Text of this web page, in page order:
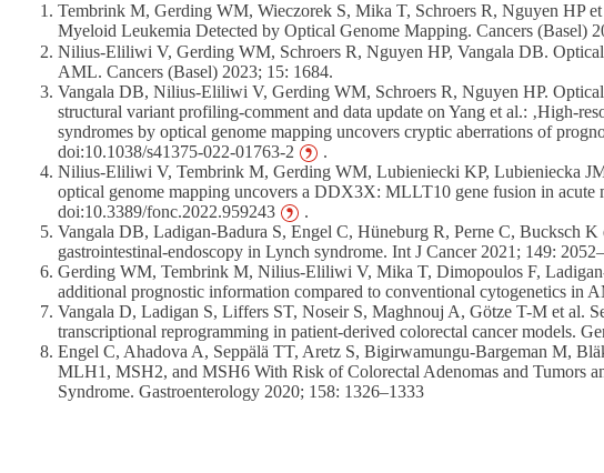
Tembrink M, Gerding WM, Wieczorek S, Mika T, Schroers R, Nguyen HP
Myeloid Leukemia Detected by Optical Genome Mapping. Cancers (Basel)
Nilius-Eliliwi V, Gerding WM, Schroers R, Nguyen HP, Vangala DB.
AML. Cancers (Basel) 2023; 15: 1684.
Vangala DB, Nilius-Eliliwi V, Gerding WM, Schroers R, Nguyen HP.
structural variant profiling-comment and data update on Yang et al.: ‚High-
syndromes by optical genome mapping uncovers cryptic aberrations of
doi:10.1038/s41375-022-01763-2
.
Nilius-Eliliwi V, Tembrink M, Gerding WM, Lubieniecki KP, Lubieniecka
optical genome mapping uncovers a DDX3X: MLLT10 gene fusion in acute
doi:10.3389/fonc.2022.959243
.
Vangala DB, Ladigan-Badura S, Engel C, Hüneburg R, Perne C, Bucksch
gastrointestinal-endoscopy in Lynch syndrome. Int J Cancer 2021; 149:
Gerding WM, Tembrink M, Nilius-Eliliwi V, Mika T, Dimopoulos F,
additional prognostic information compared to conventional cytogenetics in
Vangala D, Ladigan S, Liffers ST, Noseir S, Maghnouj A, Götze T-M et al.
transcriptional reprogramming in patient-derived colorectal cancer models.
Engel C, Ahadova A, Seppälä TT, Aretz S, Bigirwamungu-Bargeman M,
MLH1, MSH2, and MSH6 With Risk of Colorectal Adenomas and Tumors
Syndrome. Gastroenterology 2020; 158: 1326–1333